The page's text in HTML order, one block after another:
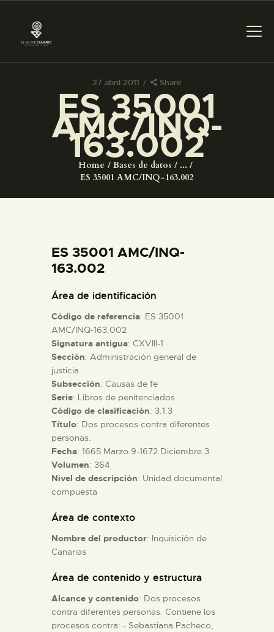
27 abril 2011 Share
ES 35001
AMC/INQ-
163.002
Home Bases de datos
...
ES 35001 AMC/INQ-163.002
PREPARAR LA VISITA
ACTIVIDADES
COLECCIONES
ESPAÑOL
PREPARAR LA VISITA
ACTIVIDADES
█
EL MUSEO
DIDÁCTICA
ESPAÑOL
ES 35001 AMC/INQ-
163.002
Área de identificación
Código de referencia: ES 35001
AMC/INQ-163.002
Signatura antigua: CXVIII-1
Sección: Administración general de
justicia
Subsección: Causas de fe
Serie: Libros de penitenciados
Código de clasificación: 3.1.3
Título: Dos procesos contra diferentes
personas.
Fecha: 1665.Marzo.9-1672.Diciembre.3
Volumen: 364
Nivel de descripción: Unidad documental
compuesta
Área de contexto
Nombre del productor: Inquisición de
Canarias
Área de contenido y estructura
Alcance y contenido: Dos procesos
contra diferentes personas. Contiene los
procesos contra: - Sebastiana Pacheco,